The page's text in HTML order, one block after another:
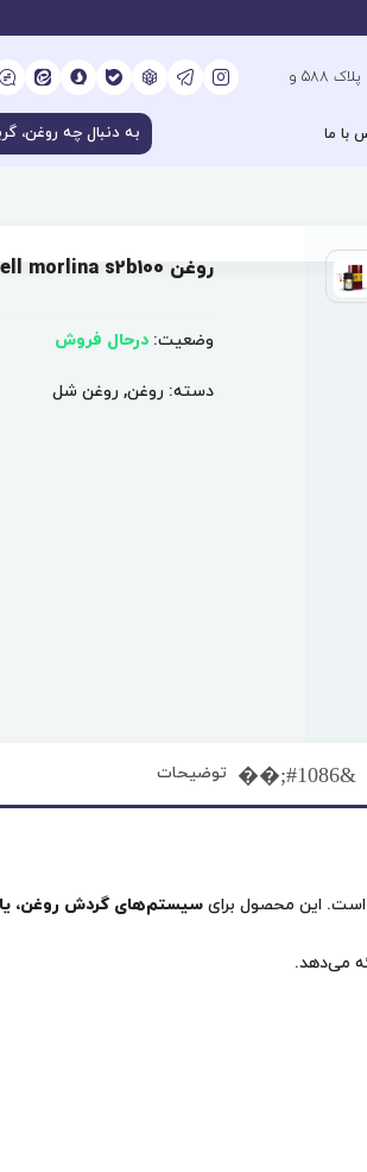
کیلومتر 6 بزرگراه فتح جنوب، جنب دفتر خدمات الکترونیک شهر، پلاک 588 و
با ما
روغن shell morlina s2b100
وضعیت: درحال فروش
دسته: روغن, روغن شل
توضیحات
سیستم‌های گردش روغن،
می‌دهد.